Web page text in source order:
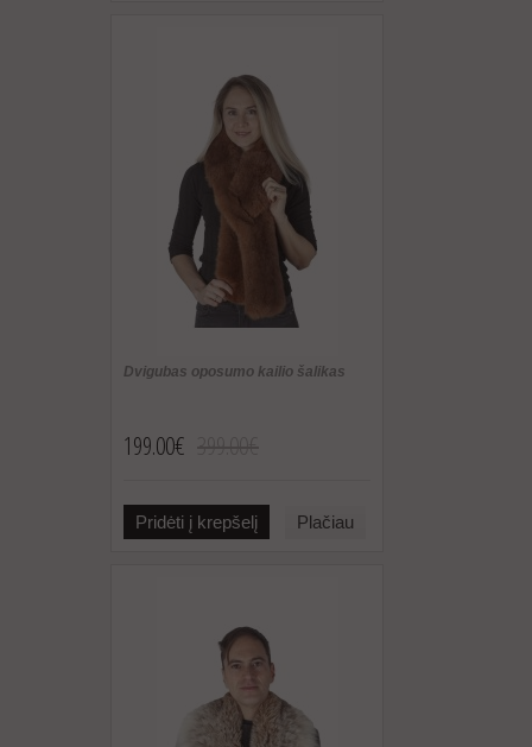
Dvigubas oposumo kailio šalikas
199.00€
Pridėti į krepšelį Plačiau